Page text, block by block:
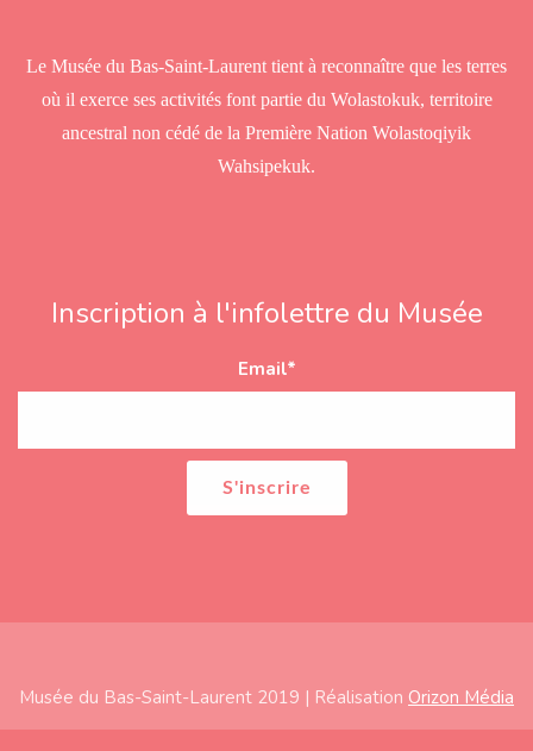
Le Musée du Bas-Saint-Laurent tient à reconnaître que les terres
où il exerce ses activités font partie du Wolastokuk, territoire
ancestral non cédé de la Première Nation Wolastoqiyik
Wahsipekuk.
Inscription à l'infolettre du Musée
Email*
Musée du Bas-Saint-Laurent 2019 | Réalisation Orizon Média
Subfooter